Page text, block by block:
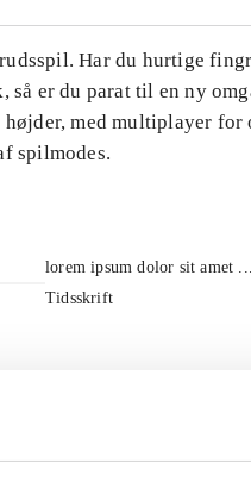
Har du hurtige
så er du parat til en ny
højder, med multiplayer
spilmodes.
lorem ipsum dolor sit amet ...
Tidsskrift